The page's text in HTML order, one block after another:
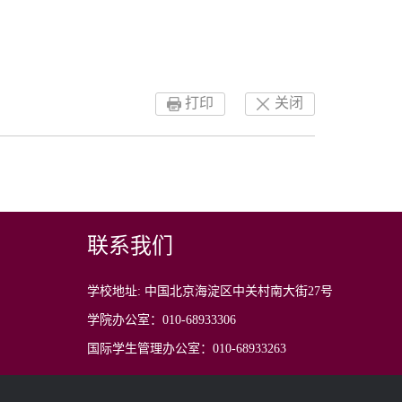
关闭
打印
联系我们
学校地址: 中国北京海淀区中关村南大街27号
学院办公室：010-68933306
国际学生管理办公室：010-68933263